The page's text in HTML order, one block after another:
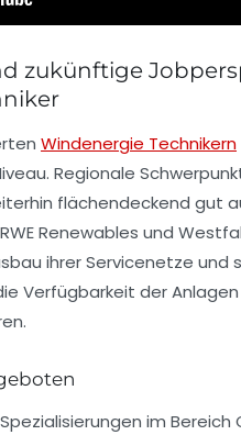
zukünftige
Windenergie Technikern
Regionale
flächendeckend gut
RWE Renewables und
ihrer Servicenetze und
Verfügbarkeit der
im